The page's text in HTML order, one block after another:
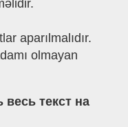
aparılmalıdır.
olmayan
весь текст на